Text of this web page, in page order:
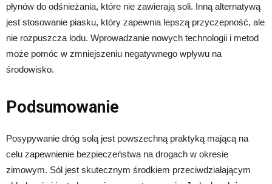
płynów do odśnieżania, które nie zawierają soli. Inną alternatywą
jest stosowanie piasku, który zapewnia lepszą przyczepność, ale
nie rozpuszcza lodu. Wprowadzanie nowych technologii i metod
może pomóc w zmniejszeniu negatywnego wpływu na
środowisko.
Podsumowanie
Posypywanie dróg solą jest powszechną praktyką mającą na
celu zapewnienie bezpieczeństwa na drogach w okresie
zimowym. Sól jest skutecznym środkiem przeciwdziałającym